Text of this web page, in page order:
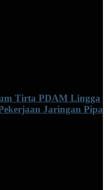
Tirta PDAM Lingga
Jaringan Pipa